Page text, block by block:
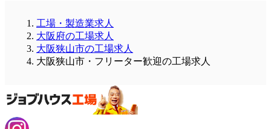
工場・製造業求人
大阪府の工場求人
大阪狭山市の工場求人
大阪狭山市・フリーター歓迎の工場求人